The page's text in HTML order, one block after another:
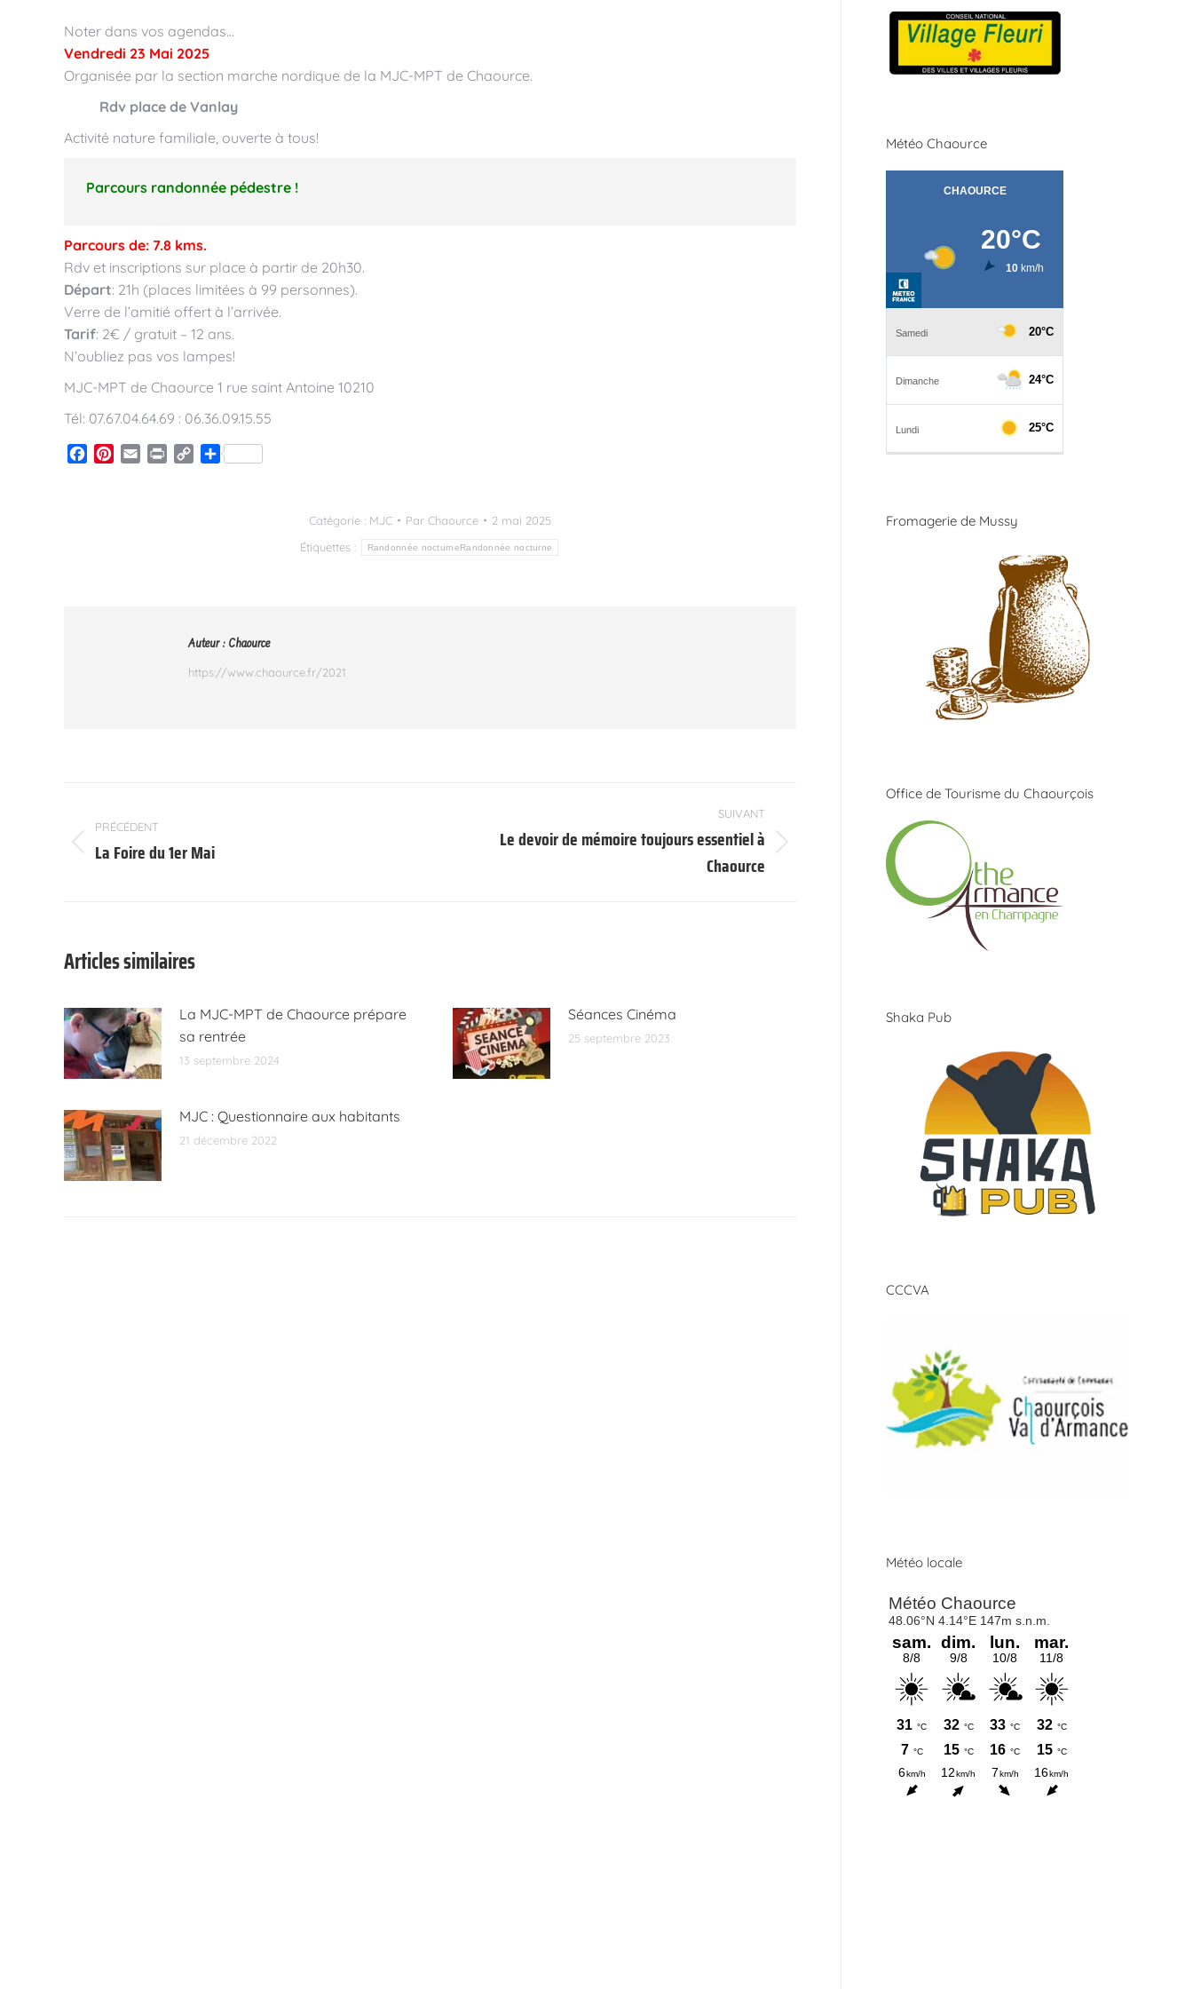
Noter dans vos agendas…
Vendredi 23 Mai 2025
Organisée par la section marche nordique de la MJC-MPT de Chaource.
Rdv place de Vanlay
Activité nature familiale, ouverte à tous!
Parcours randonnée pédestre !
Parcours de: 7.8 kms.
Rdv et inscriptions sur place à partir de 20h30.
Départ: 21h (places limitées à 99 personnes).
Verre de l’amitié offert à l’arrivée.
Tarif: 2€ / gratuit – 12 ans.
N’oubliez pas vos lampes!
MJC-MPT de Chaource 1 rue saint Antoine 10210
Tél: 07.67.04.64.69 : 06.36.09.15.55
Facebook
Pinterest
Email Print
CopyPartager
Catégorie : MJC Par Chaource
2 mai 2025
Étiquettes :
Randonnée nocturneRandonnée nocturne
Auteur : Chaource
https://www.chaource.fr/2021
article
PRÉCÉDENT
Article
La Foire du 1er Mai
SUIVANT
Le devoir de mémoire toujours essentiel à
Chaource
Articles similaires
La MJC-MPT de Chaource prépare
sa rentrée
13 septembre 2024
Séances Cinéma
25 septembre 2023
MJC : Questionnaire aux habitants
21 décembre 2022
Météo Chaource
Fromagerie de Mussy
Office de Tourisme du Chaourçois
Shaka Pub
CCCVA
Météo locale